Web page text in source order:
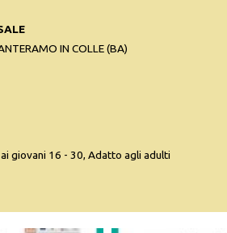
IN COLLE (BA)
giovani 16 - 30, Adatto agli adulti